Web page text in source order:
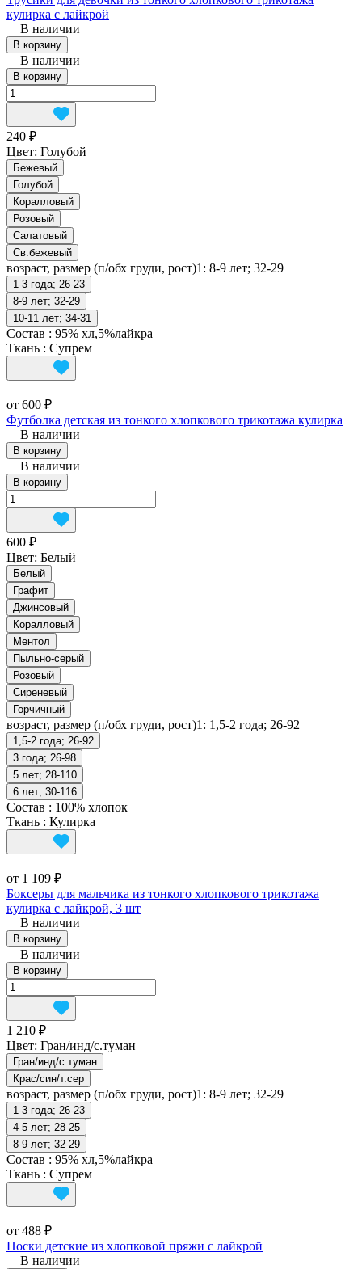
кулирка с лайкрой
В наличии
В корзину
В наличии
В корзину
240 ₽
Цвет: Голубой
Бежевый
Голубой
Коралловый
Розовый
Салатовый
Св.бежевый
возраст, размер (п/обх груди, рост)1: 8-9 лет; 32-29
1-3 года; 26-23
8-9 лет; 32-29
10-11 лет; 34-31
Состав : 95% хл,5%лайкра
Ткань : Супрем
от 600 ₽
Футболка детская из тонкого хлопкового трикотажа кулирка
В наличии
В корзину
В наличии
В корзину
600 ₽
Цвет: Белый
Белый
Графит
Джинсовый
Коралловый
Ментол
Пыльно-серый
Розовый
Сиреневый
Горчичный
возраст, размер (п/обх груди, рост)1: 1,5-2 года; 26-92
1,5-2 года; 26-92
3 года; 26-98
5 лет; 28-110
6 лет; 30-116
Состав : 100% хлопок
Ткань : Кулирка
от 1 109 ₽
Боксеры для мальчика из тонкого хлопкового трикотажа
кулирка с лайкрой, 3 шт
В наличии
В корзину
В наличии
В корзину
1 210 ₽
Цвет: Гран/инд/с.туман
Гран/инд/с.туман
Крас/син/т.сер
возраст, размер (п/обх груди, рост)1: 8-9 лет; 32-29
1-3 года; 26-23
4-5 лет; 28-25
8-9 лет; 32-29
Состав : 95% хл,5%лайкра
Ткань : Супрем
от 488 ₽
Носки детские из хлопковой пряжи с лайкрой
В наличии